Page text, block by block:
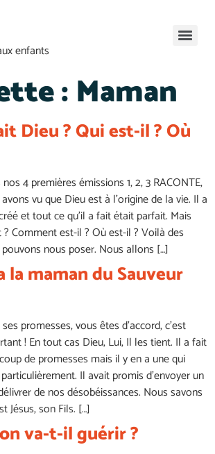
enfants
:Maman
Dieu ? Qui est-il ? Où
4 premières émissions 1, 2, 3 RACONTE,
vu que Dieu est à l’origine de la vie. Il a
et tout ce qu’il a fait était parfait. Mais
? Comment est-il ? Où est-il ? Voilà des
nous poser. Nous allons […]
la maman du Sauveur
promesses, vous êtes d’accord, c’est
! En tout cas Dieu, Lui, Il les tient. Il a fait
de promesses mais il y en a une qui
Il avait promis d’envoyer un
de nos désobéissances. Nous savons
Jésus, son Fils. […]
va-t-il guérir ?